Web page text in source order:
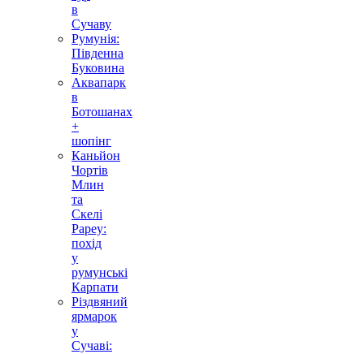
в
Сучаву
Румунія:
Південна
Буковина
Аквапарк
в
Ботошанах
+
шопінг
Каньйон
Чортів
Млин
та
Скелі
Рареу:
похід
у
румунські
Карпати
Різдвяний
ярмарок
у
Сучаві: